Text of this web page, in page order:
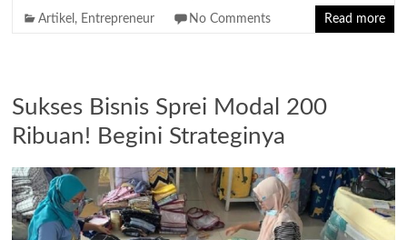
Artikel , Entrepreneur No Comments Read more
Sukses Bisnis Sprei Modal 200
Ribuan! Begini Strateginya